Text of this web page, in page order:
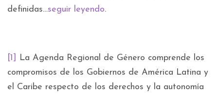
definidas…seguir leyendo.
[1]
La Agenda Regional de Género comprende los
compromisos de los Gobiernos de América Latina y
el Caribe respecto de los derechos y la autonomía